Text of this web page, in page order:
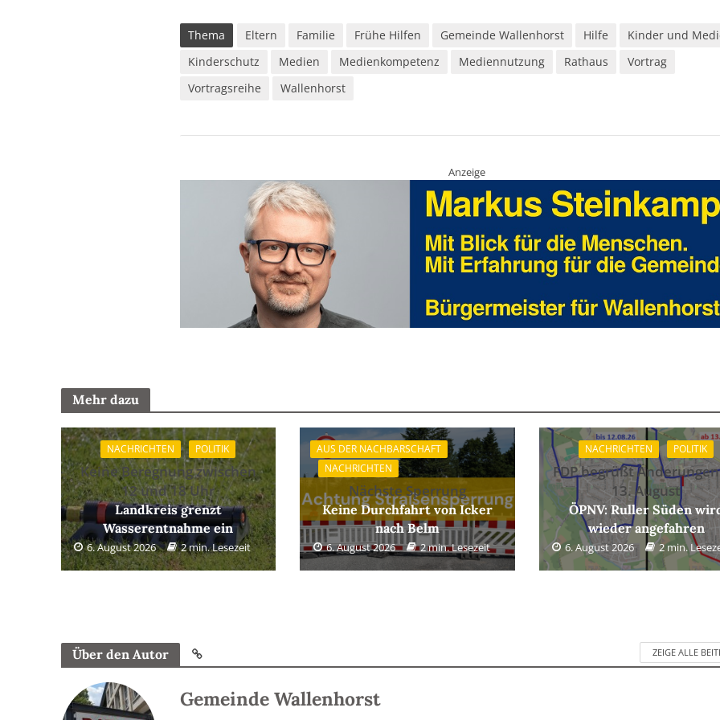
Thema Eltern Familie Frühe Hilfen Gemeinde Wallenhorst Hilfe
Kinder und
Kinderschutz
Medien Medienkompetenz Mediennutzung Rathaus
Vortrag
Vortragsreihe
Wallenhorst
Anzeige
Mehr dazu
NACHRICHTEN POLITIK
Keine Beregnung zwischen
12 und 18 Uhr
Landkreis grenzt
Wasserentnahme ein
6. August 2026 2 min. Lesezeit
AUS DER NACHBARSCHAFT
NACHRICHTEN
Nächste Sperrung
Keine Durchfahrt von Icker
nach Belm
6. August 2026 2 min. Lesezeit
NACHRICHTEN POLITIK
FDP begrüßt
13. August
ÖPNV: Ruller Süden
wieder angefahren
6. August 2026 2 min.
Über den Autor ZEIGE ALLE
Gemeinde Wallenhorst